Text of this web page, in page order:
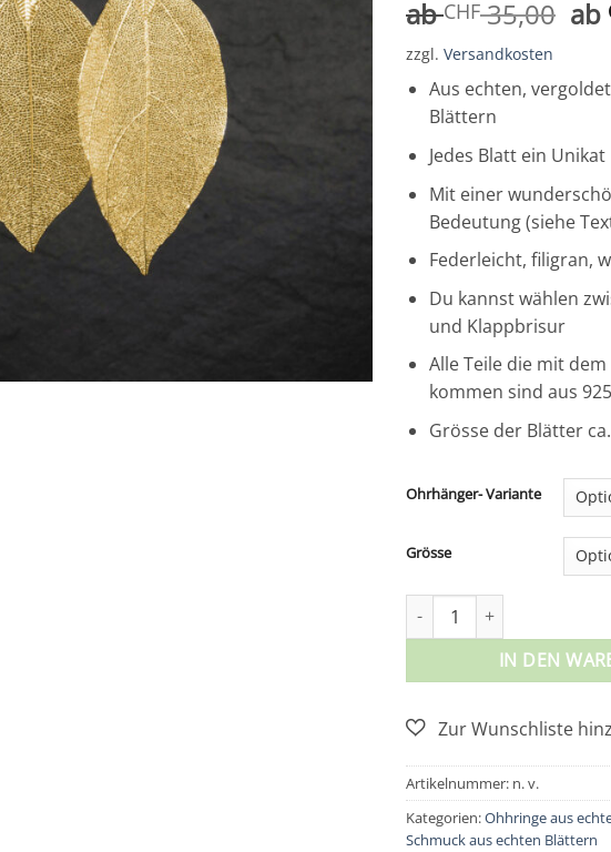
abCHF35,00 ab
zzgl. Versandkosten
Aus echten,
Blättern
Jedes Blatt ein Unikat
Mit einer
Bedeutung (siehe
Federleicht, filigran,
Du kannst wählen
und Klappbrisur
Alle Teile die mit
kommen sind aus
Grösse der Blätter
Ohrhänger- Variante
Grösse
Ohrringe aus echten
IN DEN
Artikelnummer: n. v.
Kategorien:Ohhringe aus
Schmuck aus echten Blättern